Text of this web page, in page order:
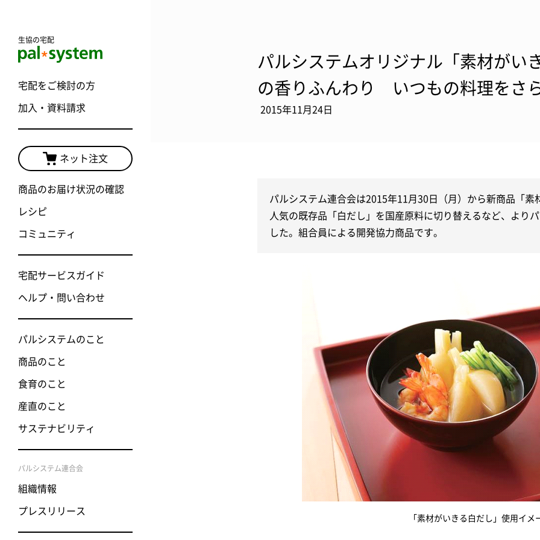
生協の宅配
宅配をご検討の方
加入・資料請求
ネット注文
商品のお届け状況の確認
レシピ
コミュニティ
宅配サービスガイド
ヘルプ・問い合わせ
パルシステムのこと
商品のこと
食育のこと
産直のこと
サステナビリティ
パルシステム連合会
組織情報
プレスリリース
パルシステムオリジナル「素材がい
の香りふんわり いつもの料理をさ
2015年11月24日
パルシステム連合会は2015年11月30日（月）から新商品「
人気の既存品「白だし」を国産原料に切り替えるなど、より
した。組合員による開発協力商品です。
「素材がいきる白だし」使用イメ